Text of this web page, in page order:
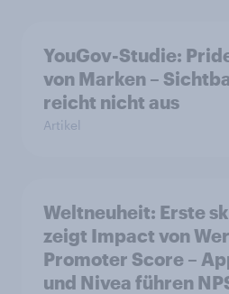
YouGov-Studie:
von Marken –
reicht nicht aus
Artikel
Weltneuheit: Erste
zeigt Impact von
Promoter Score –
und Nivea führen